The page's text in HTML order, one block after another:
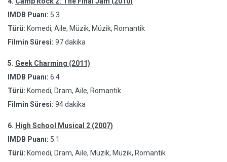
IMDB Puanı: 5.3
Türü: Komedi, Aile, Müzik, Müzik, Romantik
Filmin Süresi: 97 dakika
5. Geek Charming (2011)
IMDB Puanı: 6.4
Türü: Komedi, Dram, Aile, Romantik
Filmin Süresi: 94 dakika
6. High School Musical 2 (2007)
IMDB Puanı: 5.1
Türü: Komedi, Dram, Aile, Müzik, Müzik, Romantik